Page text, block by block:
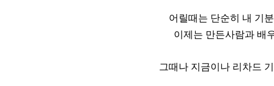
어릴때는 단순히 내 기
이제는 만든사람과 배
그때나 지금이나 리차드